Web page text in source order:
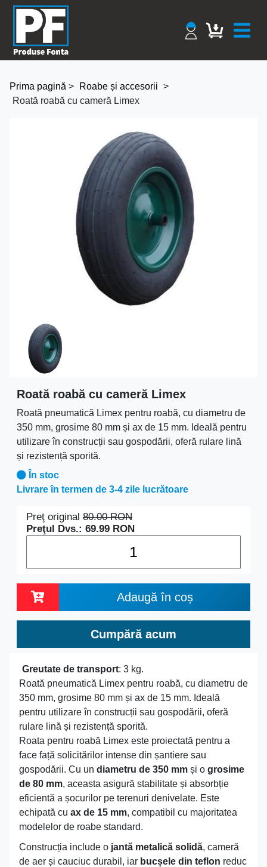
Prima pagină > Roabe și accesorii >
Roată roabă cu cameră Limex
Roată roabă cu cameră Limex
Roată pneumatică Limex pentru roabă, cu diametru de
350 mm, grosime 80 mm și ax de 15 mm. Ideală pentru
utilizare în construcții sau gospodării, oferă rulare lină
și rezistență sporită.
În stoc
Livrare în termen de 3-4 zile lucrătoare
Preţ original 80.00RON
Preţul Dvs.: 69.99 RON
Adaugă în coș
Cumpără acum
Greutate de transport: 3 kg.
Roată pneumatică Limex pentru roabă, cu diametru de
350 mm, grosime 80 mm și ax de 15 mm. Ideală
pentru utilizare în construcții sau gospodării, oferă
rulare lină și rezistență sporită.
Roata pentru roabă Limex este proiectată pentru a
face față solicitărilor intense din șantiere sau
gospodării. Cu un diametru de 350 mm și o grosime
de 80 mm, aceasta asigură stabilitate și absorbție
eficientă a șocurilor pe terenuri denivelate. Este
echipată cu ax de 15 mm, compatibil cu majoritatea
modelelor de roabe standard.
Construcția include o jantă metalică solidă, cameră
de aer și cauciuc durabil, iar bucșele din teflon reduc